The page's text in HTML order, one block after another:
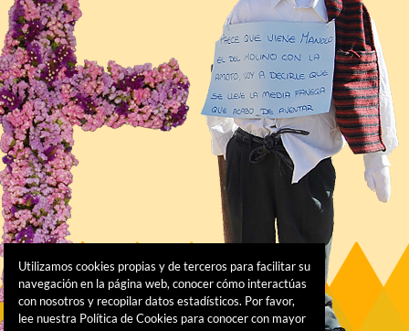
Utilizamos cookies propias y de terceros para facilitar su
navegación en la página web, conocer cómo interactúas
con nosotros y recopilar datos estadísticos. Por favor,
lee nuestra Política de Cookies para conocer con mayor